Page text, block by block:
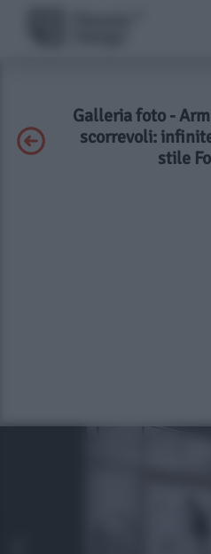
Galleria foto -
scorrevoli:
stile